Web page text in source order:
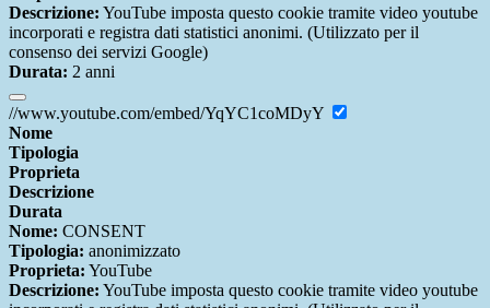
Descrizione: YouTube imposta questo cookie tramite video youtube
incorporati e registra dati statistici anonimi. (Utilizzato per il
consenso dei servizi Google)
Durata: 2 anni
//www.youtube.com/embed/YqYC1coMDyY
Nome
Tipologia
Proprieta
Descrizione
Durata
Nome: CONSENT
Tipologia: anonimizzato
Proprieta: YouTube
Descrizione: YouTube imposta questo cookie tramite video youtube